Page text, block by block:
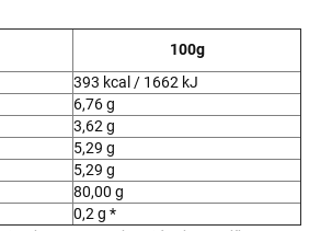
100g
393 kcal / 1662 kJ
6,76 g
3,62 g
5,29 g
5,29 g
80,00 g
0,2 g *